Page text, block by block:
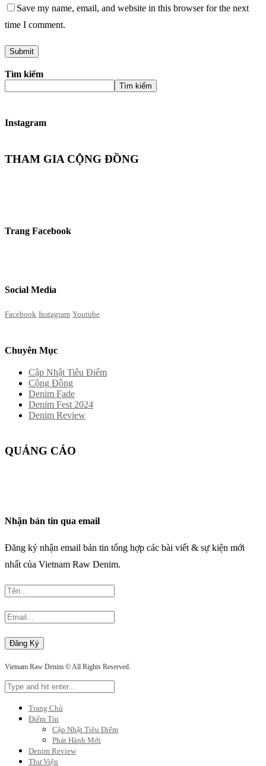
Save my name, email, and website in this browser for the next
time I comment.
Tìm kiếm
Tìm kiếm
Instagram
THAM GIA CỘNG ĐỒNG
Trang Facebook
Social Media
Facebook Instagram Youtube
Chuyên Mục
Cập Nhật Tiêu Điểm
Cộng Đồng
Denim Fade
Denim Fest 2024
Denim Review
QUẢNG CÁO
Nhận bản tin qua email
Đăng ký nhận email bản tin tổng hợp các bài viết & sự kiện mới
nhất của Vietnam Raw Denim.
Vietnam Raw Denim © All Rights Reserved.
Trang Chủ
Điểm Tin
Cập Nhật Tiêu Điểm
Phát Hành Mới
Denim Review
Thư Viện